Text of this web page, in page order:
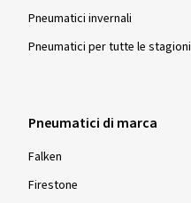
Pneumatici invernali
Pneumatici per tutte le stagioni
Pneumatici di marca
Falken
Firestone